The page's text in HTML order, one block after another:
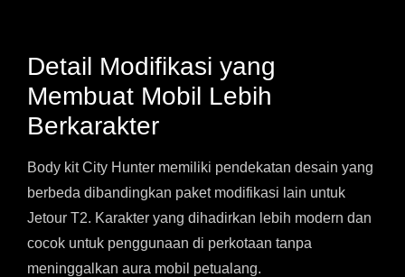
Detail Modifikasi yang
Membuat Mobil Lebih
Berkarakter
Body kit City Hunter memiliki pendekatan desain yang
berbeda dibandingkan paket modifikasi lain untuk
Jetour T2. Karakter yang dihadirkan lebih modern dan
cocok untuk penggunaan di perkotaan tanpa
meninggalkan aura mobil petualang.